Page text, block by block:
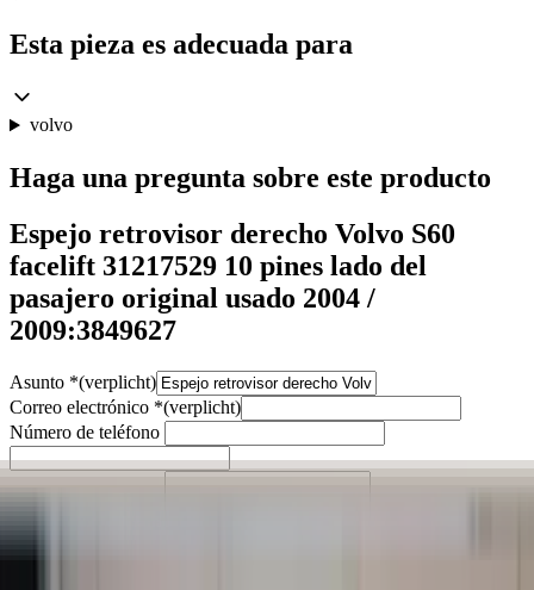
Esta pieza es adecuada para
volvo
Haga una pregunta sobre este producto
Espejo retrovisor derecho Volvo S60
facelift 31217529 10 pines lado del
pasajero original usado 2004 /
2009:3849627
Asunto *(verplicht)
Correo electrónico *(verplicht)
Número de teléfono
Enviar